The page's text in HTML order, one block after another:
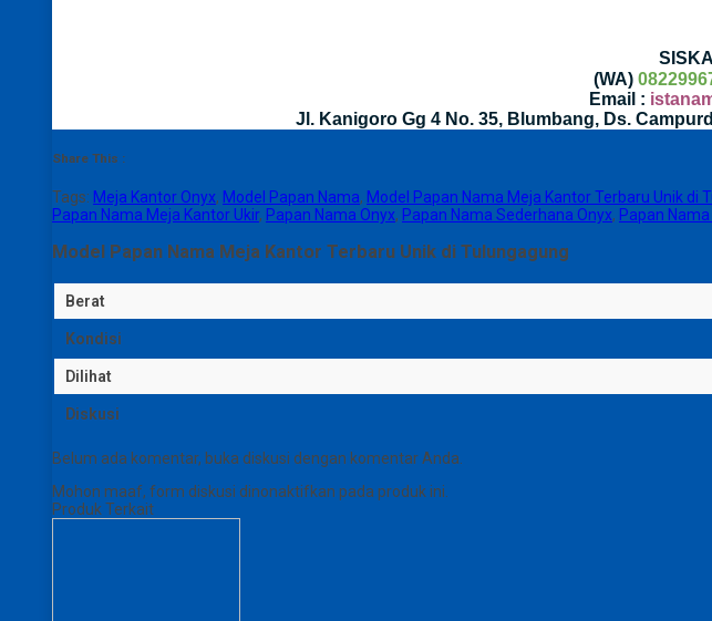
(WA)
Email :
Jl. Kanigoro Gg 4 No. 35, Blumbang, Ds.
Share This :
Tags: Meja Kantor Onyx, Model Papan Nama, Model Papan Nama Meja Kantor Terbaru Unik di
Papan Nama Meja Kantor Ukir, Papan Nama Onyx, Papan Nama Sederhana Onyx, Papan
Model Papan Nama Meja Kantor Terbaru Unik di Tulungagung
Berat
Kondisi
Dilihat
Diskusi
Belum ada komentar, buka diskusi dengan komentar Anda.
Mohon maaf, form diskusi dinonaktifkan pada produk ini.
Produk Terkait